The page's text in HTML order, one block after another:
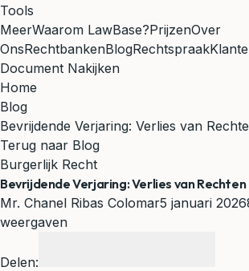
Tools
MeerWaarom LawBase?PrijzenOver
OnsRechtbankenBlogRechtspraak
Document Nakijken
Home
Blog
Bevrijdende Verjaring: Verlies van
Terug naar Blog
Burgerlijk Recht
Bevrijdende Verjaring: Verlies van Rechten
Mr. Chanel Ribas Colomar5 januari 2026
weergaven
Delen: